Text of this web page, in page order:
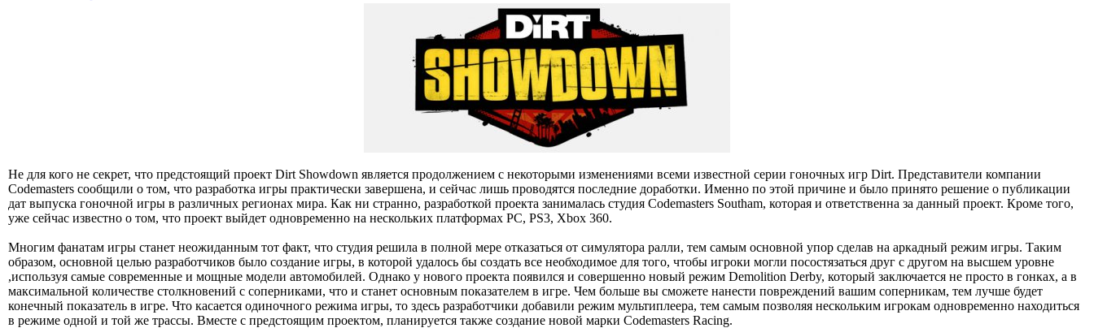
Не для кого не секрет, что предстоящий проект Dirt Showdown является продолжением с некоторыми изменениями всеми известной серии гоночных игр Dirt. Представители компании
Codemasters сообщили о том, что разработка игры практически завершена, и сейчас лишь проводятся последние доработки. Именно по этой причине и было принято решение о публикации
дат выпуска гоночной игры в различных регионах мира. Как ни странно, разработкой проекта занималась студия Codemasters Southam, которая и ответственна за данный проект. Кроме того,
уже сейчас известно о том, что проект выйдет одновременно на нескольких платформах PC, PS3, Xbox 360.
Многим фанатам игры станет неожиданным тот факт, что студия решила в полной мере отказаться от симулятора ралли, тем самым основной упор сделав на аркадный режим игры. Таким
образом, основной целью разработчиков было создание игры, в которой удалось бы создать все необходимое для того, чтобы игроки могли посостязаться друг с другом на высшем уровне
,используя самые современные и мощные модели автомобилей. Однако у нового проекта появился и совершенно новый режим Demolition Derby, который заключается не просто в гонках, а в
максимальной количестве столкновений с соперниками, что и станет основным показателем в игре. Чем больше вы сможете нанести повреждений вашим соперникам, тем лучше будет
конечный показатель в игре. Что касается одиночного режима игры, то здесь разработчики добавили режим мультиплеера, тем самым позволяя нескольким игрокам одновременно находиться
в режиме одной и той же трассы. Вместе с предстоящим проектом, планируется также создание новой марки Codemasters Racing.